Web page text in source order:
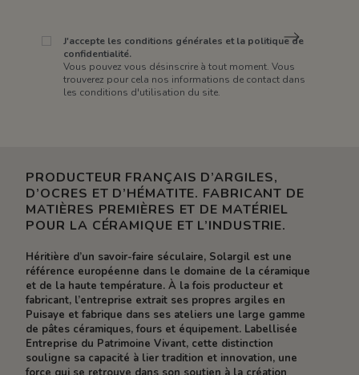
J'accepte les conditions générales et la politique de
confidentialité.
Vous pouvez vous désinscrire à tout moment. Vous
trouverez pour cela nos informations de contact dans
les conditions d'utilisation du site.
PRODUCTEUR FRANÇAIS D’ARGILES,
D’OCRES ET D’HÉMATITE. FABRICANT DE
MATIÈRES PREMIÈRES ET DE MATÉRIEL
POUR LA CÉRAMIQUE ET L’INDUSTRIE.
Héritière d’un savoir-faire séculaire, Solargil est une
référence européenne dans le domaine de la céramique
et de la haute température. À la fois producteur et
fabricant, l’entreprise extrait ses propres argiles en
Puisaye et fabrique dans ses ateliers une large gamme
de pâtes céramiques, fours et équipement. Labellisée
Entreprise du Patrimoine Vivant, cette distinction
souligne sa capacité à lier tradition et innovation, une